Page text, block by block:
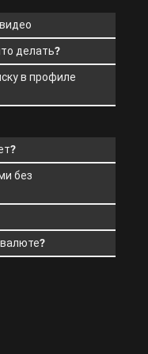
делать?
в профиле
без